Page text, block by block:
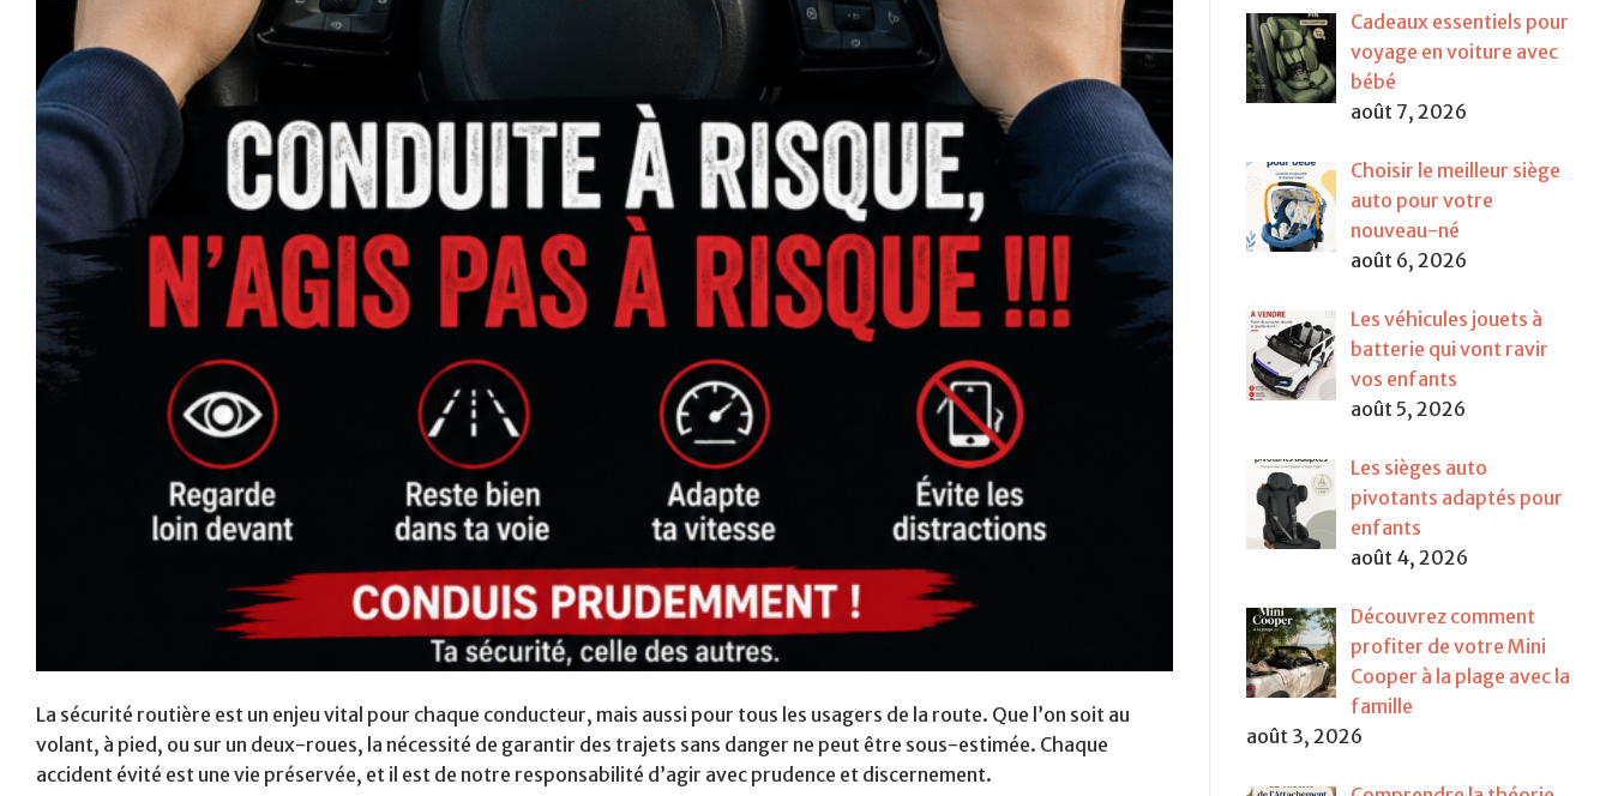
La sécurité routière est un enjeu vital pour chaque conducteur, mais aussi pour tous les usagers de la route. Que l’on soit au
volant, à pied, ou sur un deux-roues, la nécessité de garantir des trajets sans danger ne peut être sous-estimée. Chaque
accident évité est une vie préservée, et il est de notre responsabilité d’agir avec prudence et discernement.
Cadeaux essentiels pour
voyage en voiture avec
bébé
août 7, 2026
Choisir le meilleur siège
auto pour votre
nouveau-né
août 6, 2026
Les véhicules jouets à
batterie qui vont ravir
vos enfants
août 5, 2026
Les sièges auto
pivotants adaptés pour
enfants
août 4, 2026
Découvrez comment
profiter de votre Mini
Cooper à la plage avec la
famille
août 3, 2026